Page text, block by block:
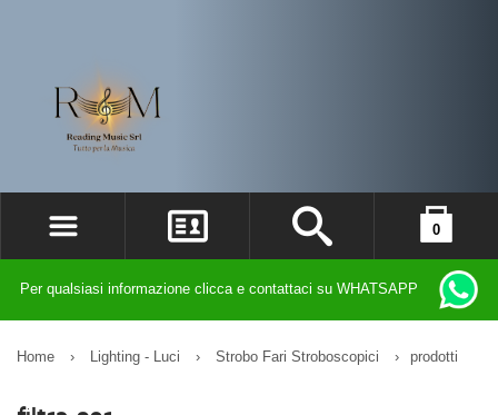
ACCEDI
REGISTRATI
0
Per qualsiasi informazione clicca e contattaci su WHATSAPP
Home › Lighting - Luci › Strobo Fari Stroboscopici › prodotti